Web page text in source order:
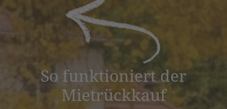
powered by
Management Platform
So funktioniert der
Mietrückkauf